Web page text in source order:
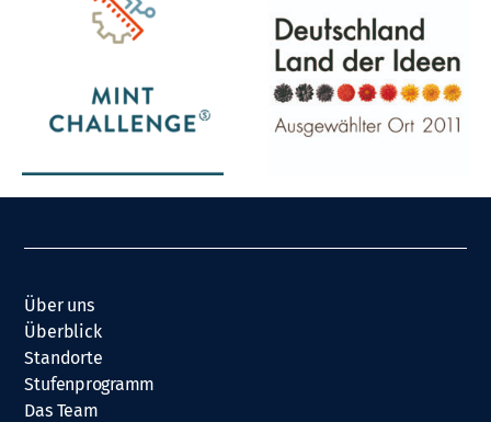
Über uns
Überblick
Standorte
Stufenprogramm
Das Team